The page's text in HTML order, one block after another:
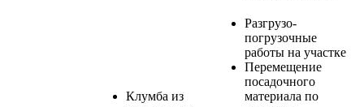
Клумба из
Разгрузо-
погрузочные
работы на участке
Перемещение
посадочного
материала по